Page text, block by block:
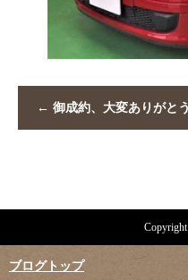
← 御成約、大変ありがと
ブログトップ